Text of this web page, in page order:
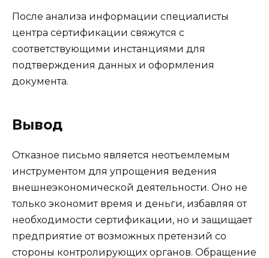
После анализа информации специалисты
центра сертификации свяжутся с
соответствующими инстанциями для
подтверждения данных и оформления
документа.
Вывод
Отказное письмо является неотъемлемым
инструментом для упрощения ведения
внешнеэкономической деятельности. Оно не
только экономит время и деньги, избавляя от
необходимости сертификации, но и защищает
предприятие от возможных претензий со
стороны контролирующих органов. Обращение